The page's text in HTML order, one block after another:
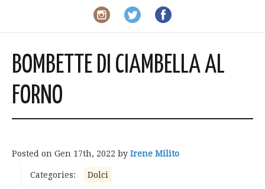
BOMBETTE DI CIAMBELLA AL
FORNO
Posted on Gen 17th, 2022 by Irene Milito
Categories: Dolci